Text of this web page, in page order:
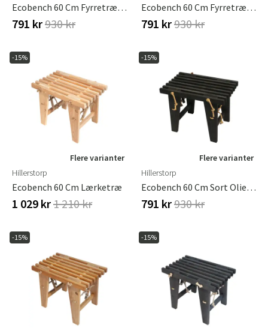
Danmark
Norge
Suomi
Ecobench 60 Cm Fyrretræ Grå Olieret
791 kr930 kr
Ecobench 60 Cm Fyrretræ Olieret Brun
791 kr930 kr
-15%
Flere varianter
Hillerstorp
Ecobench 60 Cm Lærketræ
1 029 kr1 210 kr
-15%
Flere varianter
Hillerstorp
Ecobench 60 Cm Sort Olieret Fyrretræ
791 kr930 kr
-15% -15%